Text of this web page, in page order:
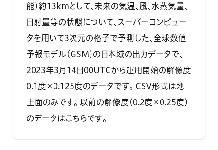
能）約13kmとして、未来の気温、風、水蒸気量、
日射量等の状態について、スーパーコンピュー
タを用いて3次元の格子で予測した、全球数値
予報モデル(GSM)の日本域の出力データで、
2023年3月14日00UTCから運用開始の解像度
0.1度×0.125度のデータです。 CSV形式は地
上面のみです。 以前の解像度（0.2度×0.25度）
のデータはこちらです。